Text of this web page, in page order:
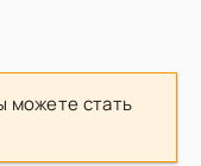
можете стать